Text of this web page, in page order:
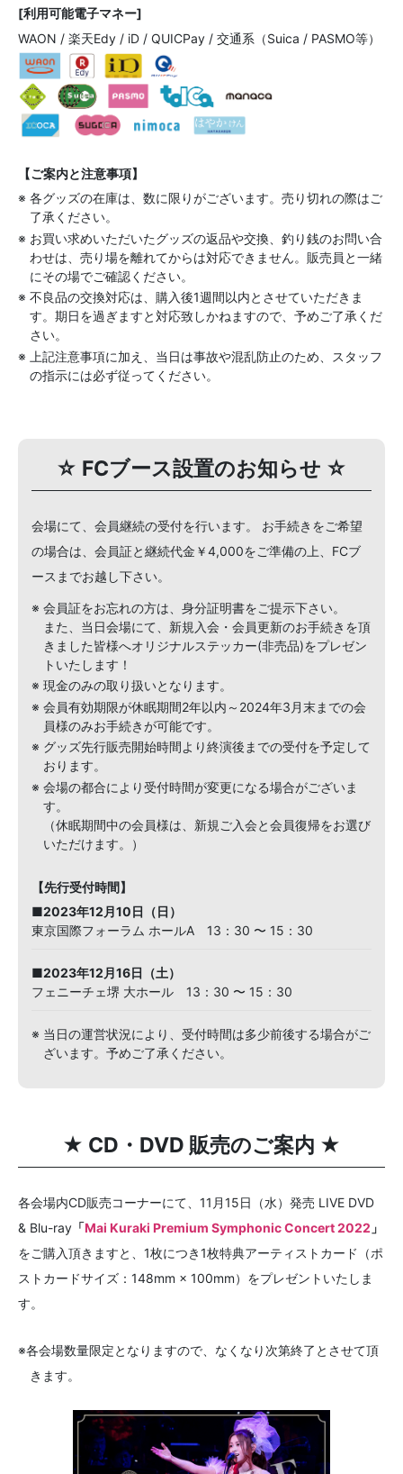
[利用可能電子マネー]
WAON / 楽天Edy / iD / QUICPay / 交通系（Suica / PASMO等）
【ご案内と注意事項】
※ 各グッズの在庫は、数に限りがございます。売り切れの際はご
了承ください。
※ お買い求めいただいたグッズの返品や交換、釣り銭のお問い合
わせは、売り場を離れてからは対応できません。販売員と一緒
にその場でご確認ください。
※ 不良品の交換対応は、購入後1週間以内とさせていただきま
す。期日を過ぎますと対応致しかねますので、予めご了承くだ
さい。
※ 上記注意事項に加え、当日は事故や混乱防止のため、スタッフ
の指示には必ず従ってください。
☆ FCブース設置のお知らせ ☆
会場にて、会員継続の受付を行います。 お手続きをご希望
の場合は、会員証と継続代金￥4,000をご準備の上、FCブ
ースまでお越し下さい。
※ 会員証をお忘れの方は、身分証明書をご提示下さい。
また、当日会場にて、新規入会・会員更新のお手続きを頂
きました皆様へオリジナルステッカー(非売品)をプレゼン
トいたします！
※ 現金のみの取り扱いとなります。
※ 会員有効期限が休眠期間2年以内～2024年3月末までの会
員様のみお手続きが可能です。
※ グッズ先行販売開始時間より終演後までの受付を予定して
おります。
※ 会場の都合により受付時間が変更になる場合がございま
す。
（休眠期間中の会員様は、新規ご入会と会員復帰をお選び
いただけます。）
【先行受付時間】
■2023年12月10日（日）
東京国際フォーラム ホールA 13：30 〜 15：30
■2023年12月16日（土）
フェニーチェ堺 大ホール 13：30 〜 15：30
※ 当日の運営状況により、受付時間は多少前後する場合がご
ざいます。予めご了承ください。
★ CD・DVD 販売のご案内 ★
各会場内CD販売コーナーにて、11月15日（水）発売 LIVE DVD
& Blu-ray 「Mai Kuraki Premium Symphonic Concert 2022 」
をご購入頂きますと、1枚につき1枚特典アーティストカード（ポ
ストカードサイズ：148mm × 100mm）をプレゼントいたしま
す。
※各会場数量限定となりますので、なくなり次第終了とさせて頂
きます。